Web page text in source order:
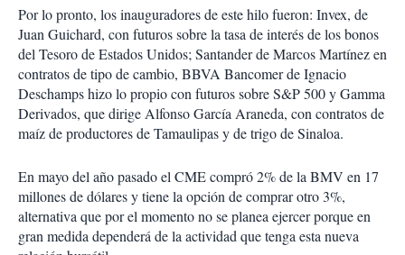
Por lo pronto, los inauguradores de este hilo fueron: Invex, de
Juan Guichard, con futuros sobre la tasa de interés de los bonos
del Tesoro de Estados Unidos; Santander de Marcos Martínez en
contratos de tipo de cambio, BBVA Bancomer de Ignacio
Deschamps hizo lo propio con futuros sobre S&P 500 y Gamma
Derivados, que dirige Alfonso García Araneda, con contratos de
maíz de productores de Tamaulipas y de trigo de Sinaloa.
En mayo del año pasado el CME compró 2% de la BMV en 17
millones de dólares y tiene la opción de comprar otro 3%,
alternativa que por el momento no se planea ejercer porque en
gran medida dependerá de la actividad que tenga esta nueva